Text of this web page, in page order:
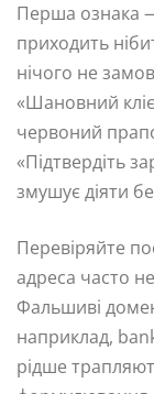
Перша ознака —
приходить
нічого не
«Шановний
червоний
«Підтвердіть
змушує діяти
Перевіряйте
адреса часто
Фальшиві
наприклад,
рідше